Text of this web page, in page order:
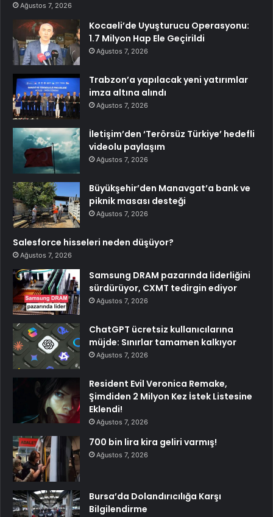
Ağustos 7, 2026
Kocaeli’de Uyuşturucu Operasyonu:
1.7 Milyon Hap Ele Geçirildi
Ağustos 7, 2026
Trabzon’a yapılacak yeni yatırımlar
imza altına alındı
Ağustos 7, 2026
İletişim’den ‘Terörsüz Türkiye’ hedefli
videolu paylaşım
Ağustos 7, 2026
Büyükşehir’den Manavgat’a bank ve
piknik masası desteği
Ağustos 7, 2026
Salesforce hisseleri neden düşüyor?
Ağustos 7, 2026
Samsung DRAM pazarında liderliğini
sürdürüyor, CXMT tedirgin ediyor
Ağustos 7, 2026
ChatGPT ücretsiz kullanıcılarına
müjde: Sınırlar tamamen kalkıyor
Ağustos 7, 2026
Resident Evil Veronica Remake,
Şimdiden 2 Milyon Kez İstek Listesine
Eklendi!
Ağustos 7, 2026
700 bin lira kira geliri varmış!
Ağustos 7, 2026
Bursa’da Dolandırıcılığa Karşı
Bilgilendirme